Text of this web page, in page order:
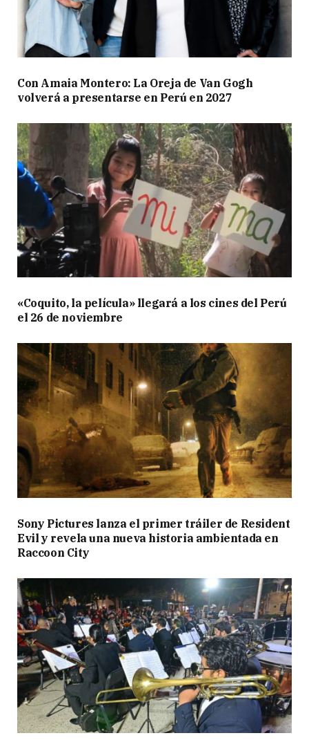
Con Amaia Montero: La Oreja de Van Gogh
volverá a presentarse en Perú en 2027
«Coquito, la película» llegará a los cines del Perú
el 26 de noviembre
Sony Pictures lanza el primer tráiler de Resident
Evil y revela una nueva historia ambientada en
Raccoon City